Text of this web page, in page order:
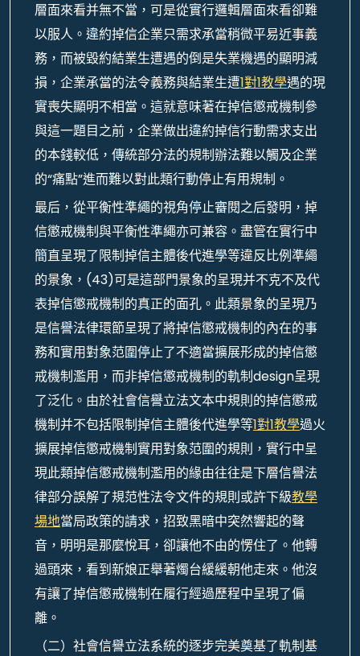
層面來看并無不當，可是從實行邏輯層面來看卻難
以服人。違約掉信企業只需求承當稍微平易近事義
務，而被毀約結業生遭遇的倒是失業機遇的顯明減
損，企業承當的法令義務與結業生遭1對1教學遇的現
實喪失顯明不相當。這就意味著在掉信懲戒機制參
與這一題目之前，企業做出違約掉信行動需求支出
的本錢較低，傳統部分法的規制辦法難以觸及企業
的“痛點”進而難以對此類行動停止有用規制。
最后，從平衡性準繩的視角停止審閱之后發明，掉
信懲戒機制與平衡性準繩亦可兼容。盡管在實行中
簡直呈現了限制掉信主體後代進學等違反比例準繩
的景象，(43)可是這部門景象的呈現并不克不及代
表掉信懲戒機制的真正的面孔。此類景象的呈現乃
是信譽法律環節呈現了將掉信懲戒機制的內在的事
務和實用對象范圍停止了不適當擴展形成的掉信懲
戒機制濫用，而非掉信懲戒機制的軌制design呈現
了泛化。由於社會信譽立法文本中規則的掉信懲戒
機制并不包括限制掉信主體後代進學等1對1教學過火
擴展掉信懲戒機制實用對象范圍的規則，實行中呈
現此類掉信懲戒機制濫用的緣由往往是下層信譽法
律部分誤解了規范性法令文件的規則或許下級教學
場地當局政策的請求，招致黑暗中突然響起的聲
音，明明是那麼悅耳，卻讓他不由的愣住了。他轉
過頭來，看到新娘正舉著燭台緩緩朝他走來。他沒
有讓了掉信懲戒機制在履行經過歷程中呈現了偏
離。
（二）社會信譽立法系統的逐步完美奠基了軌制基